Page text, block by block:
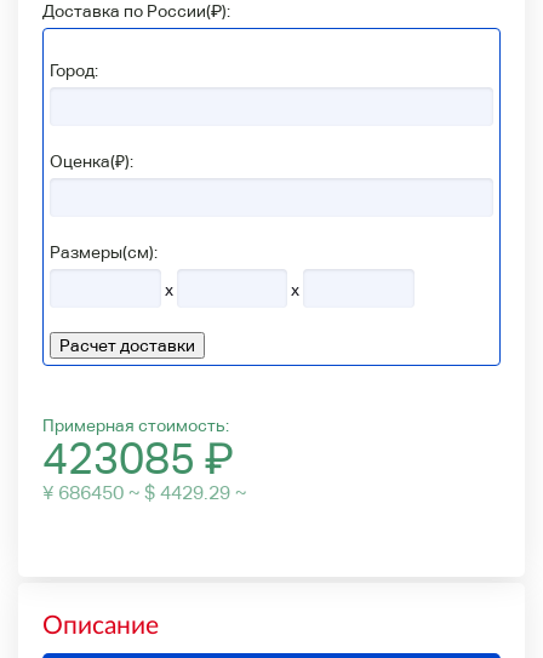
Доставка по России(₽):
Город:
Оценка(₽):
Размеры(см):
x
x
Расчет доставки
Примерная стоимость:
423085 ₽
¥ 686450 ~ $ 4429.29 ~
Описание